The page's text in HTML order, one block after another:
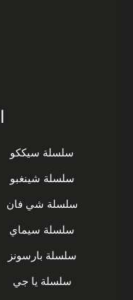
سلسلة سيككو
سلسلة شينغبو
سلسلة شي فان
سلسلة سيماي
سلسلة بارسونز
سلسلة يا جي